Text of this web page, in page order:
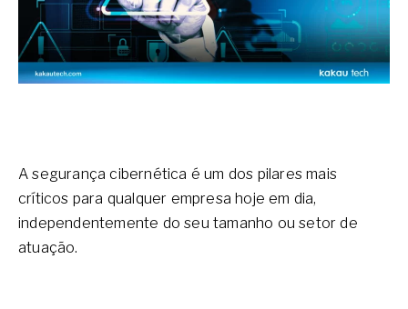
A segurança cibernética é um dos pilares mais
críticos para qualquer empresa hoje em dia,
independentemente do seu tamanho ou setor de
atuação.